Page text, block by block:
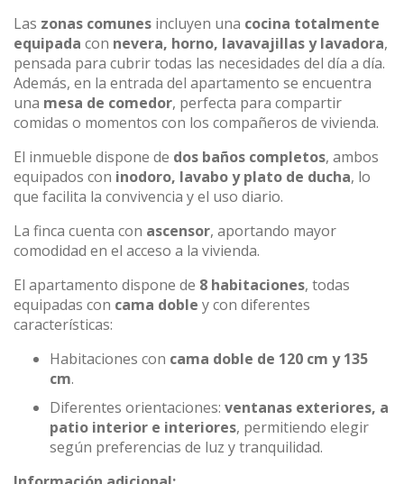
Las zonas comunes incluyen una cocina totalmente
equipada con nevera, horno, lavavajillas y lavadora,
pensada para cubrir todas las necesidades del día a día.
Además, en la entrada del apartamento se encuentra
una mesa de comedor, perfecta para compartir
comidas o momentos con los compañeros de vivienda.
El inmueble dispone de dos baños completos, ambos
equipados con inodoro, lavabo y plato de ducha, lo
que facilita la convivencia y el uso diario.
La finca cuenta con ascensor, aportando mayor
comodidad en el acceso a la vivienda.
El apartamento dispone de 8 habitaciones, todas
equipadas con cama doble y con diferentes
características:
Habitaciones con cama doble de 120 cm y 135
cm.
Diferentes orientaciones: ventanas exteriores, a
patio interior e interiores, permitiendo elegir
según preferencias de luz y tranquilidad.